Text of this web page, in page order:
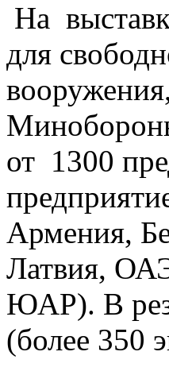
На
для
от 1300
Армения,
Латвия,
ЮАР). В
(более 350